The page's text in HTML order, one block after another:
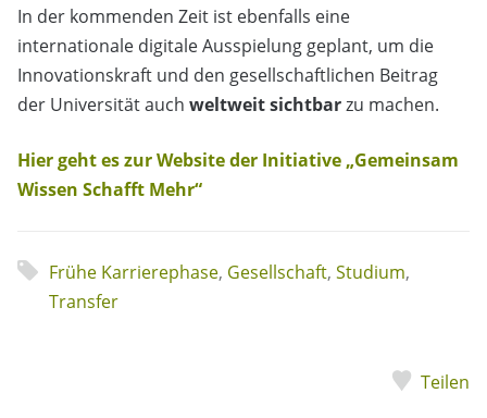
In der kommenden Zeit ist ebenfalls eine
internationale digitale Ausspielung geplant, um die
Innovationskraft und den gesellschaftlichen Beitrag
der Universität auch weltweit sichtbarzu machen.
Hier geht es zur Website der Initiative „Gemeinsam
Wissen Schafft Mehr“
Frühe Karrierephase, Gesellschaft, Studium,
Transfer
Teilen